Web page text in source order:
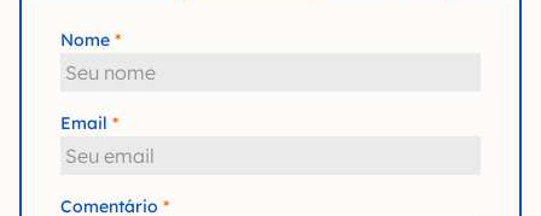
Nome
Email
Comentário